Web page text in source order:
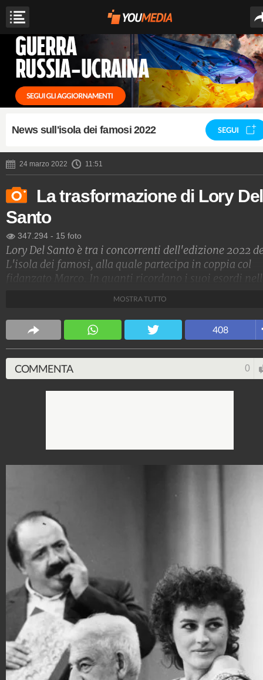
News sull'isola dei famosi 2022 SEGUI
24 marzo 2022 11:51
La trasformazione di Lory Del
Santo
347.294 - 15 foto
Lory Del Santo è tra i concorrenti dell'edizione 2022
L'isola dei famosi, alla quale partecipa in coppia col
fidanzato Marco. In quanti ricordano i suoi esordi
Stile e trend
1.515.205.333 1.957 video 138.074 foto
MOSTRA TUTTO
408
COMMENTA 0